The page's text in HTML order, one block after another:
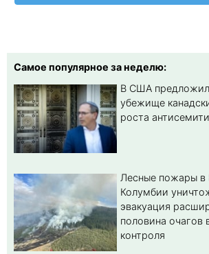
Самое популярное за неделю:
В США
убежище
роста
Лесные пожары в
Колумбии
эвакуация
половина очагов
контроля